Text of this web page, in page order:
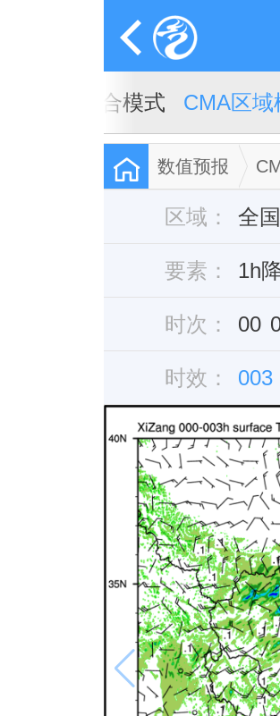
CMA全球集合模式 CMA区域
数值预报
区域： 全国
华中
要素： 1h
6h
雷
时次： 00
时效： 003
014
025
036